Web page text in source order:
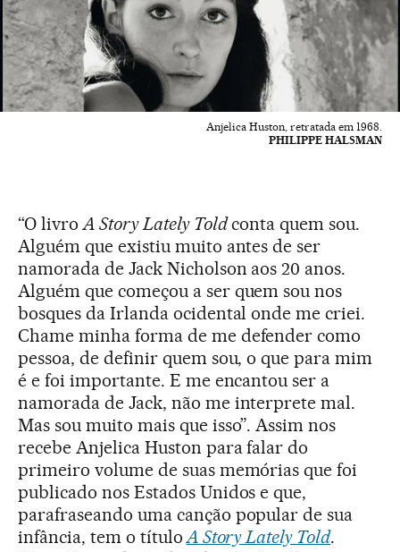
Anjelica Huston, retratada em 1968.
PHILIPPE HALSMAN
“O livroA Story Lately Toldconta quem sou.
Alguém que existiu muito antes de ser
namorada de Jack Nicholson aos 20 anos.
Alguém que começou a ser quem sou nos
bosques da Irlanda ocidental onde me criei.
Chame minha forma de me defender como
pessoa, de definir quem sou, o que para mim
é e foi importante. E me encantou ser a
namorada de Jack, não me interprete mal.
Mas sou muito mais que isso”. Assim nos
recebe Anjelica Huston para falar do
primeiro volume de suas memórias que foi
publicado nos Estados Unidos e que,
parafraseando uma canção popular de sua
infância, tem o títuloA Story Lately Told.